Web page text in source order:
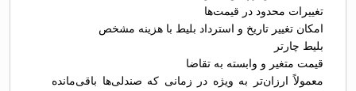
تغییرات محدود در قیمت‌ها
امکان تغییر تاریخ و استرداد بلیط با هزینه مشخص
بلیط چارتر
قیمت متغیر و وابسته به تقاضا
معمولاً ارزان‌تر به ویژه در زمانی که صندلی‌ها باقی‌مانده